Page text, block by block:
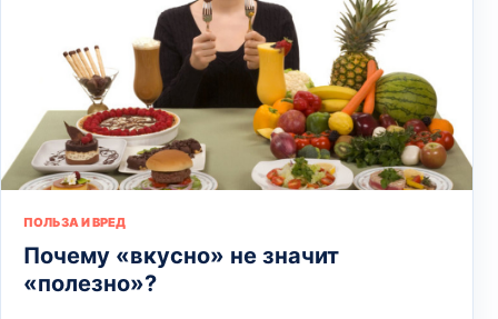
ПОЛЬЗА И ВРЕД
Почему «вкусно» не значит
«полезно»?